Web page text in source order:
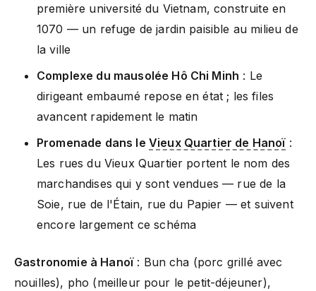
première université du Vietnam, construite en
1070 — un refuge de jardin paisible au milieu de
la ville
Complexe du mausolée Hô Chi Minh : Le
dirigeant embaumé repose en état ; les files
avancent rapidement le matin
Promenade dans le Vieux Quartier de Hanoï:
Les rues du Vieux Quartier portent le nom des
marchandises qui y sont vendues — rue de la
Soie, rue de l'Étain, rue du Papier — et suivent
encore largement ce schéma
Gastronomie à Hanoï: Bun cha (porc grillé avec
nouilles), pho (meilleur pour le petit-déjeuner),